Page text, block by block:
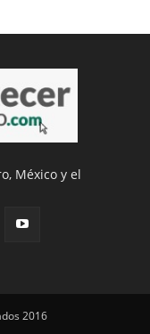
México y el
2016